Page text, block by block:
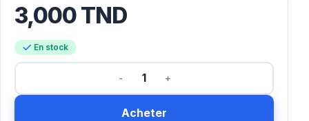
3,000TND
En stock
Acheter